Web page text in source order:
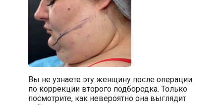
Вы не узнаете эту женщину после операции
по коррекции второго подбородка. Только
посмотрите, как невероятно она выглядит